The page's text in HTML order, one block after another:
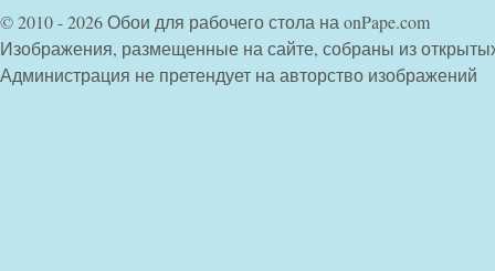
© 2010 - 2026 Обои для рабочего стола на onPape.com
Изображения, размещенные на сайте, собраны из
Администрация не претендует на авторство изображений